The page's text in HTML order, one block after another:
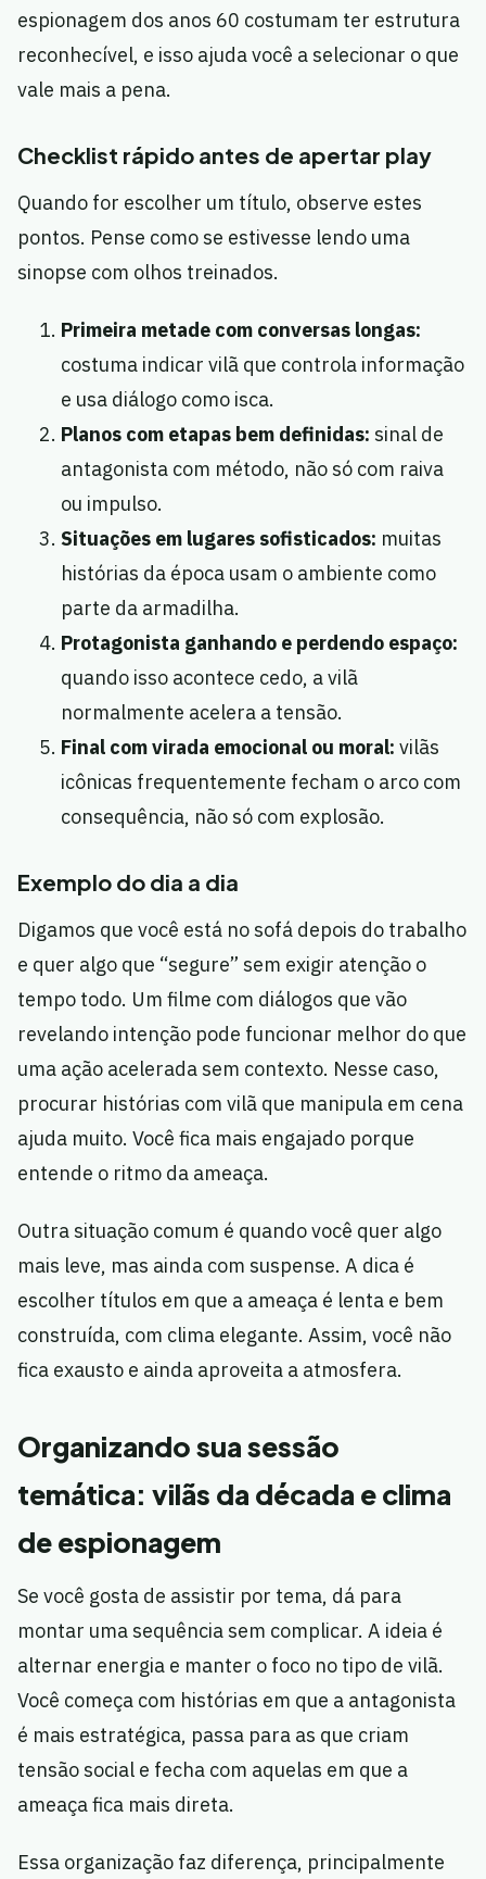
espionagem dos anos 60 costumam ter estrutura
reconhecível, e isso ajuda você a selecionar o que
vale mais a pena.
Checklist rápido antes de apertar play
Quando for escolher um título, observe estes
pontos. Pense como se estivesse lendo uma
sinopse com olhos treinados.
Primeira metade com conversas longas:
costuma indicar vilã que controla informação
e usa diálogo como isca.
Planos com etapas bem definidas: sinal de
antagonista com método, não só com raiva
ou impulso.
Situações em lugares sofisticados: muitas
histórias da época usam o ambiente como
parte da armadilha.
Protagonista ganhando e perdendo espaço:
quando isso acontece cedo, a vilã
normalmente acelera a tensão.
Final com virada emocional ou moral: vilãs
icônicas frequentemente fecham o arco com
consequência, não só com explosão.
Exemplo do dia a dia
Digamos que você está no sofá depois do trabalho
e quer algo que “segure” sem exigir atenção o
tempo todo. Um filme com diálogos que vão
revelando intenção pode funcionar melhor do que
uma ação acelerada sem contexto. Nesse caso,
procurar histórias com vilã que manipula em cena
ajuda muito. Você fica mais engajado porque
entende o ritmo da ameaça.
Outra situação comum é quando você quer algo
mais leve, mas ainda com suspense. A dica é
escolher títulos em que a ameaça é lenta e bem
construída, com clima elegante. Assim, você não
fica exausto e ainda aproveita a atmosfera.
Organizando sua sessão
temática: vilãs da década e clima
de espionagem
Se você gosta de assistir por tema, dá para
montar uma sequência sem complicar. A ideia é
alternar energia e manter o foco no tipo de vilã.
Você começa com histórias em que a antagonista
é mais estratégica, passa para as que criam
tensão social e fecha com aquelas em que a
ameaça fica mais direta.
Essa organização faz diferença, principalmente